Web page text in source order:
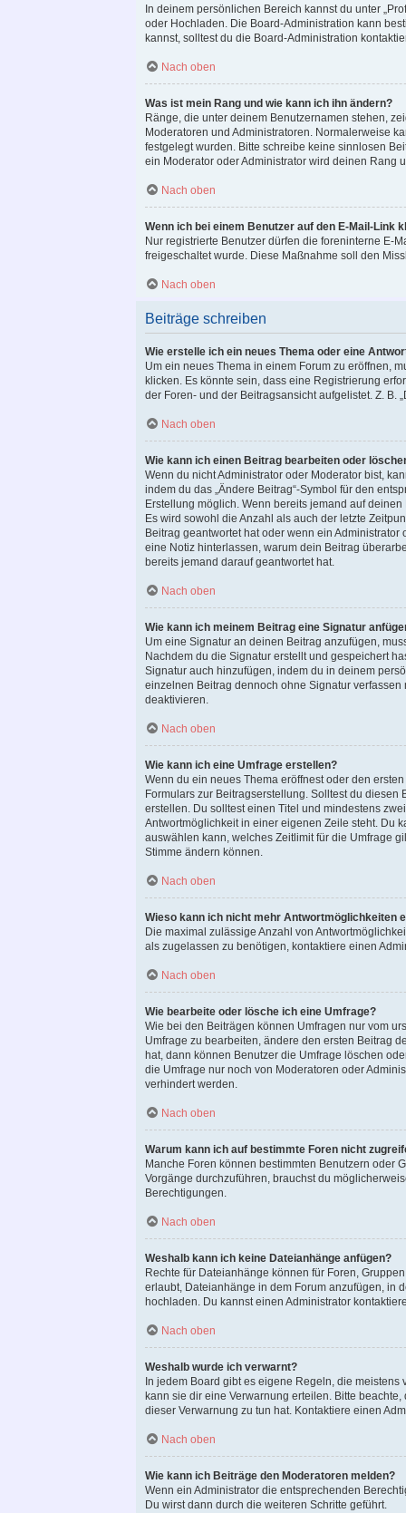
In deinem persönlichen Bereich kannst du unter
oder Hochladen. Die Board-Administration kann
kannst, solltest du die Board-Administration
Nach oben
Was ist mein Rang und wie kann ich ihn ändern?
Ränge, die unter deinem Benutzernamen stehen,
Moderatoren und Administratoren. Normalerweise
festgelegt wurden. Bitte schreibe keine sinnlosen
ein Moderator oder Administrator wird deinen Rang
Nach oben
Wenn ich bei einem Benutzer auf den E-Mail-Link
Nur registrierte Benutzer dürfen die foreninterne E-
freigeschaltet wurde. Diese Maßnahme soll den
Nach oben
Beiträge schreiben
Wie erstelle ich ein neues Thema oder eine
Um ein neues Thema in einem Forum zu eröffnen,
klicken. Es könnte sein, dass eine Registrierung
der Foren- und der Beitragsansicht aufgelistet. Z. B.
Nach oben
Wie kann ich einen Beitrag bearbeiten oder
Wenn du nicht Administrator oder Moderator bist,
indem du das „Ändere Beitrag“-Symbol für den
Erstellung möglich. Wenn bereits jemand auf
Es wird sowohl die Anzahl als auch der letzte
Beitrag geantwortet hat oder wenn ein
eine Notiz hinterlassen, warum dein Beitrag
bereits jemand darauf geantwortet hat.
Nach oben
Wie kann ich meinem Beitrag eine Signatur
Um eine Signatur an deinen Beitrag anzufügen,
Nachdem du die Signatur erstellt und gespeichert
Signatur auch hinzufügen, indem du in deinem
einzelnen Beitrag dennoch ohne Signatur
deaktivieren.
Nach oben
Wie kann ich eine Umfrage erstellen?
Wenn du ein neues Thema eröffnest oder den
Formulars zur Beitragserstellung. Solltest du
erstellen. Du solltest einen Titel und mindestens
Antwortmöglichkeit in einer eigenen Zeile steht. Du
auswählen kann, welches Zeitlimit für die Umfrage
Stimme ändern können.
Nach oben
Wieso kann ich nicht mehr Antwortmöglichkeiten
Die maximal zulässige Anzahl von
als zugelassen zu benötigen, kontaktiere einen
Nach oben
Wie bearbeite oder lösche ich eine Umfrage?
Wie bei den Beiträgen können Umfragen nur vom
Umfrage zu bearbeiten, ändere den ersten Beitrag
hat, dann können Benutzer die Umfrage löschen
die Umfrage nur noch von Moderatoren oder
verhindert werden.
Nach oben
Warum kann ich auf bestimmte Foren nicht
Manche Foren können bestimmten Benutzern oder
Vorgänge durchzuführen, brauchst du
Berechtigungen.
Nach oben
Weshalb kann ich keine Dateianhänge anfügen?
Rechte für Dateianhänge können für Foren,
erlaubt, Dateianhänge in dem Forum anzufügen, in
hochladen. Du kannst einen Administrator
Nach oben
Weshalb wurde ich verwarnt?
In jedem Board gibt es eigene Regeln, die
kann sie dir eine Verwarnung erteilen. Bitte
dieser Verwarnung zu tun hat. Kontaktiere einen
Nach oben
Wie kann ich Beiträge den Moderatoren melden?
Wenn ein Administrator die entsprechenden
Du wirst dann durch die weiteren Schritte geführt.